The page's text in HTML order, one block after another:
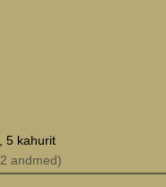
5 kahurit
andmed)